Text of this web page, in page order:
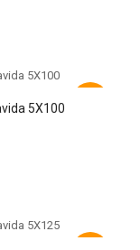
5X100